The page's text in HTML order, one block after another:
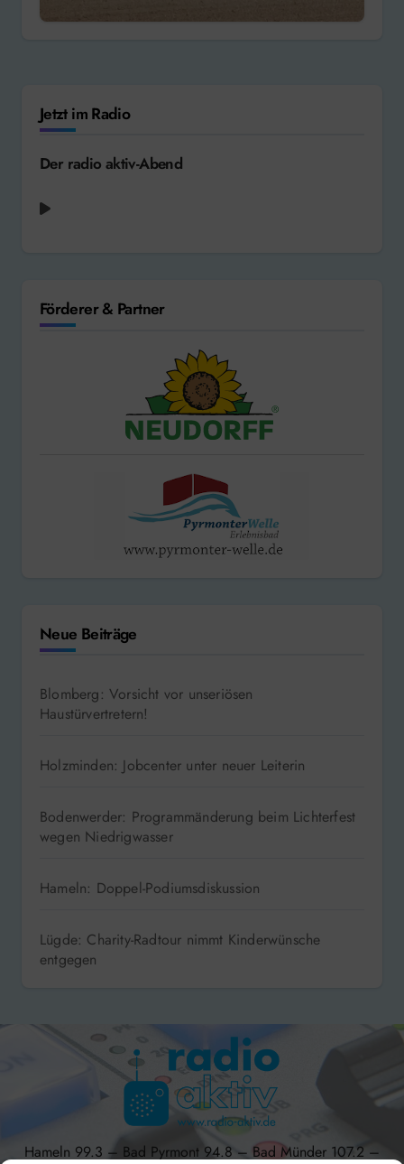
Jetzt im Radio
Der radio aktiv-Abend
Förderer & Partner
Neue Beiträge
Blomberg: Vorsicht vor unseriösen
Haustürvertretern!
Holzminden: Jobcenter unter neuer Leiterin
Bodenwerder: Programmänderung beim Lichterfest
wegen Niedrigwasser
Hameln: Doppel-Podiumsdiskussion
Lügde: Charity-Radtour nimmt Kinderwünsche
entgegen
Hameln 99.3 – Bad Pyrmont 94.8 – Bad Münder 107.2 –